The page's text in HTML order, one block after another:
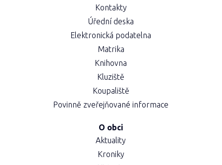
Kontakty
Úřední deska
Elektronická podatelna
Matrika
Knihovna
Kluziště
Koupaliště
Povinně zveřejňované informace
O obci
Aktuality
Kroniky